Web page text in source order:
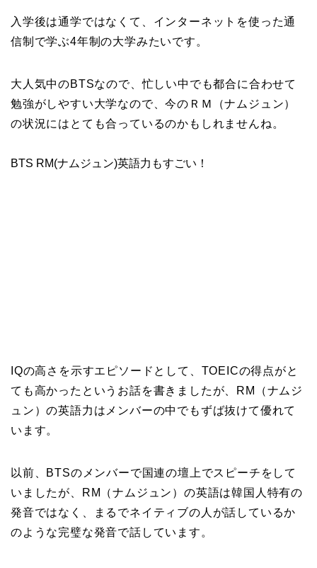
入学後は通学ではなくて、インターネットを使った通
信制で学ぶ4年制の大学みたいです。
大人気中のBTSなので、忙しい中でも都合に合わせて
勉強がしやすい大学なので、今のＲＭ（ナムジュン）
の状況にはとても合っているのかもしれませんね。
BTS RM(ナムジュン)英語力もすごい！
IQの高さを示すエピソードとして、TOEICの得点がと
ても高かったというお話を書きましたが、RM（ナムジ
ュン）の英語力はメンバーの中でもずば抜けて優れて
います。
以前、BTSのメンバーで国連の壇上でスピーチをして
いましたが、RM（ナムジュン）の英語は韓国人特有の
発音ではなく、まるでネイティブの人が話しているか
のような完璧な発音で話しています。